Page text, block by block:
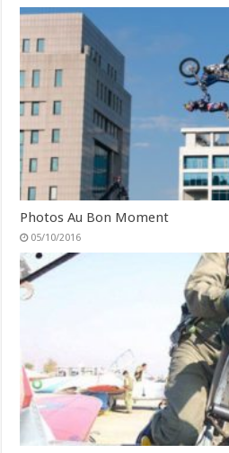
Photos Au Bon Moment
05/10/2016